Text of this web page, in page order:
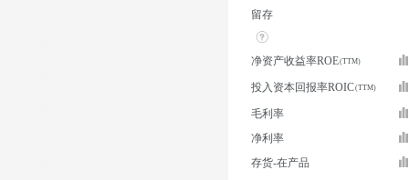
留存
净资产收益率ROE
投入资本回报率ROIC
毛利率
净利率
存货-在产品